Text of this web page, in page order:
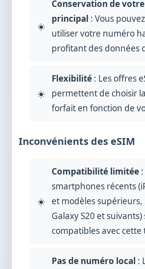
Conservation de
principal : Vous
utiliser votre numéro
profitant des données
Flexibilité : Les offres
permettent de choisir
forfait en fonction de
Inconvénients des eSIM
Compatibilité limitée
smartphones récents
et modèles supérieurs,
Galaxy S20 et suivants)
compatibles avec
Pas de numéro local :